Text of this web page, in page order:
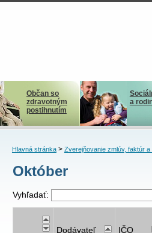
Občan so
zdravotným
postihnutím
a
Hlavná stránka> Zverejňovanie zmlúv, faktúr a
Október
Vyhľadať:
Dodávateľ IČO